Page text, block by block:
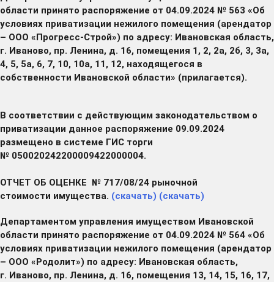
области принято распоряжение от 04.09.2024 № 563 «Об
условиях приватизации нежилого помещения (арендатор
– ООО «Прогресс-Строй») по адресу: Ивановская область,
г. Иваново, пр. Ленина, д. 16, помещения 1, 2, 2а, 2б, 3, 3а,
4, 5, 5а, 6, 7, 10, 10а, 11, 12, находящегося в
собственности Ивановской области» (прилагается).
В соответствии с действующим законодательством о
приватизации данное распоряжение 09.09.2024
размещено в системе ГИС торги
№ 050020242200009422000004.
ОТЧЕТ ОБ ОЦЕНКЕ № 717/08/24 рыночной
стоимости имущества. (скачать) (скачать)
Департаментом управления имуществом Ивановской
области принято распоряжение от 04.09.2024 № 564 «Об
условиях приватизации нежилого помещения (арендатор
– ООО «Родолит») по адресу: Ивановская область,
г. Иваново, пр. Ленина, д. 16, помещения 13, 14, 15, 16, 17,